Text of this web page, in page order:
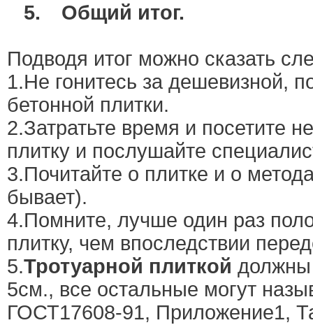
5.
Общий итог.
Подводя итог можно сказать
1.Не гонитесь за дешевизной,
бетонной плитки.
2.Затратьте время и посетите
плитку и послушайте
3.Почитайте о плитке и о
бывает).
4.Помните, лучше один раз
плитку, чем впоследствии
5.Тротуарной плиткой должны
5см., все остальные могут
ГОСТ17608-91, Приложение1,